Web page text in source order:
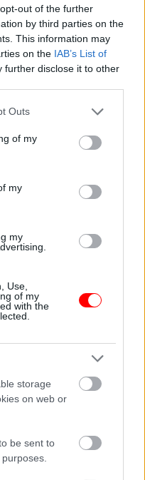
out of the further
by third parties on the
This information may
on the IAB’s List of
further disclose it to other
one or more Google
You may click to
its third-party tags to
in below Google
Outs
of my
my
my
Use,
of my
with the
storage
on web or
be sent to
56…
a
idős nőt
–